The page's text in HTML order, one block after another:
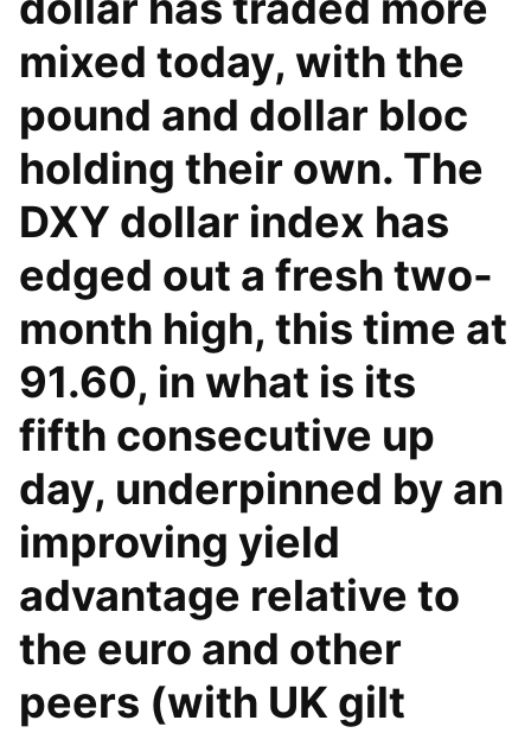
mixed today, with the
pound and dollar bloc
holding their own. The
DXY dollar index has
edged out a fresh two-
month high, this time at
91.60, in what is its
fifth consecutive up
day, underpinned by an
improving yield
advantage relative to
the euro and other
peers (with UK gilt